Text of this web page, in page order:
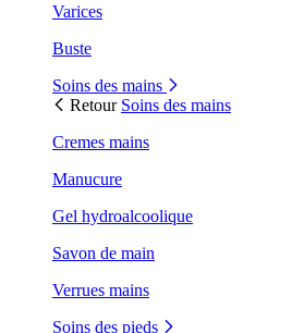
Varices
Buste
Soins des mains
Retour Soins des mains
Cremes mains
Manucure
Gel hydroalcoolique
Savon de main
Verrues mains
Soins des pieds